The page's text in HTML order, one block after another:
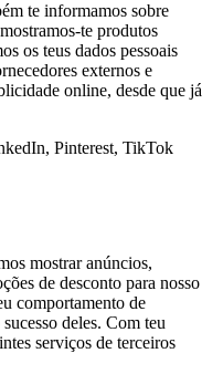
te informamos sobre
te produtos
os teus dados pessoais
externos e
online, desde que já
Pinterest, TikTok
mostrar anúncios,
de desconto para nosso
comportamento de
deles. Com teu
serviços de terceiros